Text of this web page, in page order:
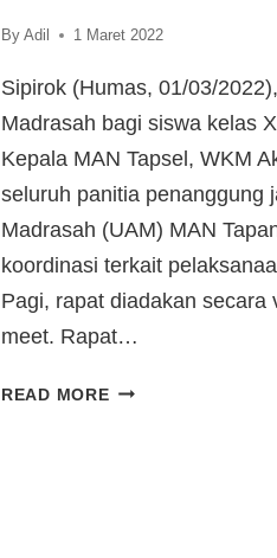
By Adil 1 Maret 2022
Sipirok (Humas, 01/03/
Madrasah bagi siswa kelas
Kepala MAN Tapsel, WKM
seluruh panitia penanggung
Madrasah (UAM) MAN
koordinasi terkait
Pagi, rapat diadakan
meet. Rapat…
READ MORE